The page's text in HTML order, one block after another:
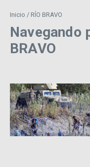
Inicio / RÍO BRAVO
Navegando
BRAVO